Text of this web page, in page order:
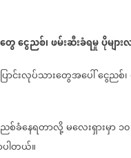
ေငွေညစ်၊ဖမ်းဆီးခံရမှုပိုများ
ောင်းလုပ်သားတွေအပေါ်ငွေညစ်၊
စ်ခံနေရတာလို့မလေးရှားမှာ၁၀
ပါတယ်။